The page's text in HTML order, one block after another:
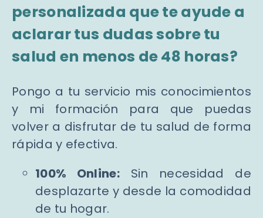
personalizada que te ayude a
aclarar tus dudas sobre tu
salud en menos de 48 horas?
Pongo a tu servicio mis conocimientos
y mi formación para que puedas
volver a disfrutar de tu salud de forma
rápida y efectiva.
100% Online:Sin necesidad de
desplazarte y desde la comodidad
de tu hogar.